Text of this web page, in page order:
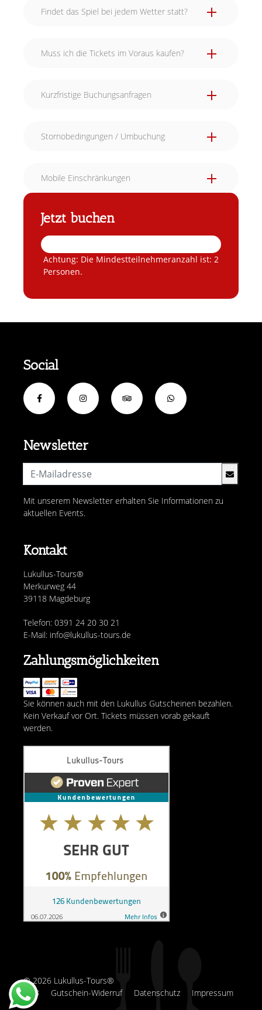
Findet das Spiel bei jedem Wetter statt?
Muss ich die Tickets im Voraus kaufen?
Kurzfristige Buchungsanfragen
Stornobedingungen / Umbuchung
Mobile Einschränkungen
Jetzt buchen
Achtung: Die Mindestteilnehmeranzahl ist: 2
Personen.
Kontakt
Lukullus-Tours®
Merkurweg 44
39118 Magdeburg
Telefon: 0391 24 20 30 21
E-Mail: info@lukullus-tours.de
Newsletter
Mit unserem Newsletter erhalten Sie Informationen zu
aktuellen Events.
Social
Zahlungsmöglichkeiten
Sie können auch mit den Lukullus Gutscheinen bezahlen.
Kein Verkauf vor Ort. Tickets müssen vorab gekauft
werden.
AGB Gutschein-Widerruf Datenschutz Impressum
© 2026 Lukullus-Tours®